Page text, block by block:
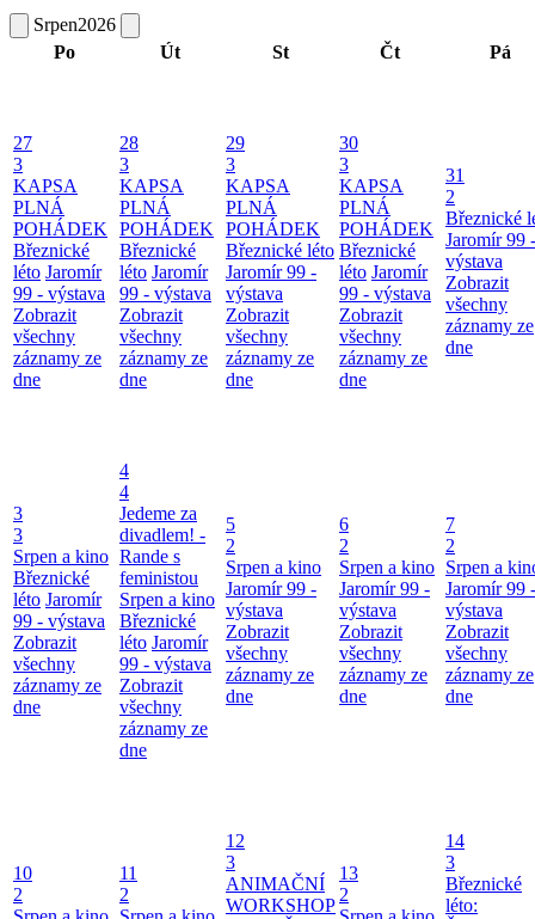
Srpen2026
Po
Út St Čt Pá
27
3
KAPSA
PLNÁ
POHÁDEK
Březnické
léto Jaromír
99 - výstava
Zobrazit
všechny
záznamy ze
dne
28
3
KAPSA
PLNÁ
POHÁDEK
Březnické
léto Jaromír
99 - výstava
Zobrazit
všechny
záznamy ze
dne
29
3
KAPSA
PLNÁ
POHÁDEK
Březnické léto
Jaromír 99 -
výstava
Zobrazit
všechny
záznamy ze
dne
30
3
KAPSA
PLNÁ
POHÁDEK
Březnické
léto Jaromír
99 - výstava
Zobrazit
všechny
záznamy ze
dne
31
2
Březnické
Jaromír 99 -
výstava
Zobrazit
všechny
záznamy ze
dne
3
3
Srpen a kino
Březnické
léto Jaromír
99 - výstava
Zobrazit
všechny
záznamy ze
dne
4
4
Jedeme za
divadlem! -
Rande s
feministou
Srpen a kino
Březnické
léto Jaromír
99 - výstava
Zobrazit
všechny
záznamy ze
dne
5
2
Srpen a kino
Jaromír 99 -
výstava
Zobrazit
všechny
záznamy ze
dne
6
2
Srpen a kino
Jaromír 99 -
výstava
Zobrazit
všechny
záznamy ze
dne
7
2
Srpen a
Jaromír 99 -
výstava
Zobrazit
všechny
záznamy ze
dne
10
2
11
2
12
3
ANIMAČNÍ
WORKSHOP
13
2
14
3
Březnické
léto: